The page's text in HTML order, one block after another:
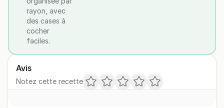
rayon, avec
des cases à
cocher
faciles.
Avis
Notez cette recette